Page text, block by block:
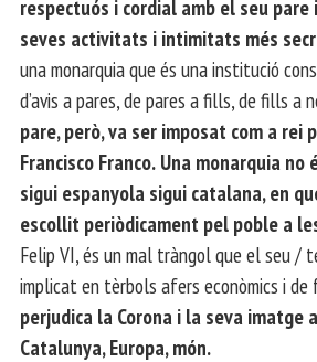
respectuós i cordial amb el seu pare
seves activitats i intimitats més
una monarquia que és una institució
d’avis a pares, de pares a fills, de fills a
pare, però, va ser imposat com a rei
Francisco Franco. Una monarquia no
sigui espanyola sigui catalana, en
escollit periòdicament pel poble a
Felip VI, és un mal tràngol que el seu /
implicat en tèrbols afers econòmics i
perjudica la Corona i la seva imatge
Catalunya, Europa, món.